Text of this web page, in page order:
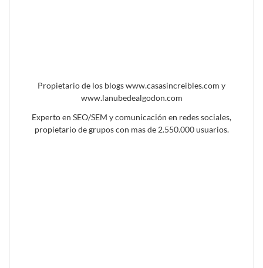
Propietario de los blogs www.casasincreibles.com y
www.lanubedealgodon.com
Experto en SEO/SEM y comunicación en redes sociales,
propietario de grupos con mas de 2.550.000 usuarios.